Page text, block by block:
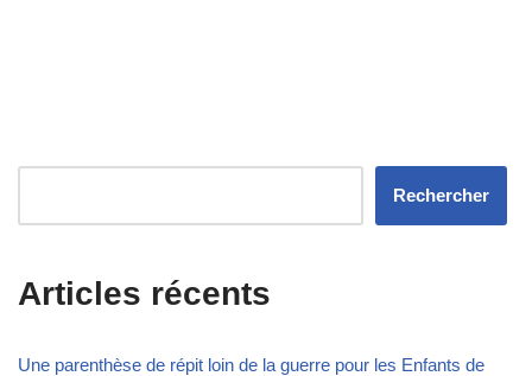
Rechercher
Articles récents
Une parenthèse de répit loin de la guerre pour les Enfants de